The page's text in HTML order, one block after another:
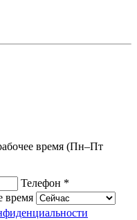
время (Пн–Пт
Телефон *
время